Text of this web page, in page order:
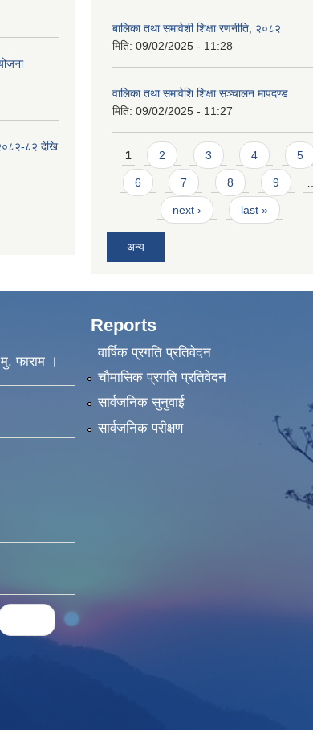
८२ देखि
बालिका तथा समावेशी शिक्षा रणनीति, २०८२
मिति: 09/02/2025 - 11:28
वालिका तथा समावेशि शिक्षा सञ्चालन मापदण्ड
मिति: 09/02/2025 - 11:27
Pages
1 2 3 4 5
6 7 8 9
next › last »
अन्य
फाराम ।
Reports
वार्षिक प्रगति प्रतिवेदन
चौमासिक प्रगति प्रतिवेदन
सार्वजनिक सुनुवाई
सार्वजनिक परीक्षण